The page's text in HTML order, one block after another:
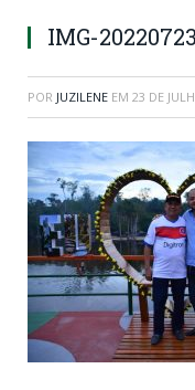
IMG-
POR JUZILENE EM 23 DE